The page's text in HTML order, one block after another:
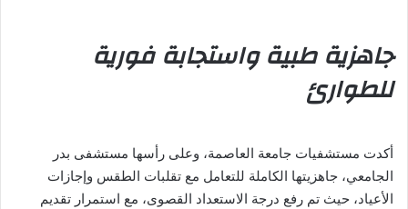
جاهزية طبية واستجابة فورية
للطوارئ
أكدت مستشفيات جامعة العاصمة، وعلى رأسها مستشفى بدر
الجامعي، جاهزيتها الكاملة للتعامل مع تقلبات الطقس وإجازات
الأعياد، حيث تم رفع درجة الاستعداد القصوى، مع استمرار تقديم